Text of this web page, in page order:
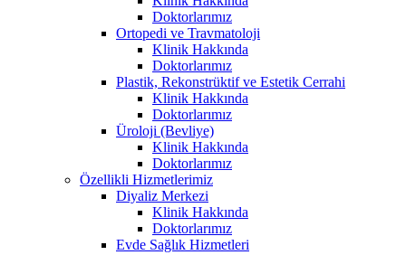
Doktorlarımız
Ortopedi ve Travmatoloji
Klinik Hakkında
Doktorlarımız
Plastik, Rekonstrüktif ve Estetik Cerrahi
Klinik Hakkında
Doktorlarımız
Üroloji (Bevliye)
Klinik Hakkında
Doktorlarımız
Özellikli Hizmetlerimiz
Diyaliz Merkezi
Klinik Hakkında
Doktorlarımız
Evde Sağlık Hizmetleri